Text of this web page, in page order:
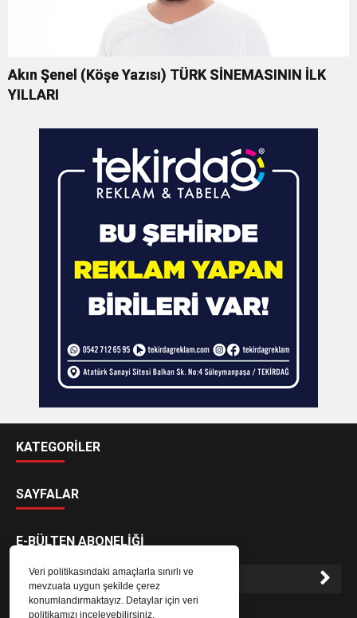
Veri politikasındaki amaçlarla sınırlı ve
mevzuata uygun şekilde çerez
konumlandırmaktayız. Detaylar için veri
politikamızı inceleyebilirsiniz.
Akın Şenel (Köşe Yazısı) TÜRK SİNEMASININ İLK
YILLARI
KATEGORİLER
SAYFALAR
E-BÜLTEN ABONELİĞİ
E-Bülten aboneliği ile haberlere daha hızlı erişin.